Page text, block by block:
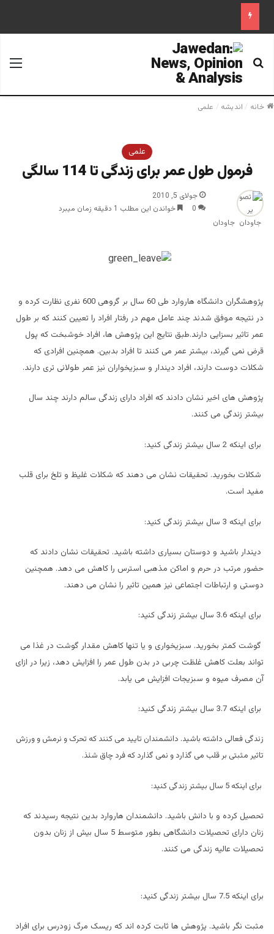
جستجو برای
خانه / اندیشه / علمی
علمی
فرمول طول عمر برای زندگی تا 114 سالگی
جاودان
جولای 5, 2010
0
خواندن این مطلب 1 دقیقه زمان میبرد
پژوهشگران دانشگاه هاروارد طی 60 سال بر گروهی 600 نفری نظارت کرده و
در نتیجه موفق شدند چند عامل مهم در رفتار افراد را تعیین کنند که بر طول
عمر تاثیر بسزایی دارند.طبق نتایج این پژوهش ها، افراد خوشبخت که پول
قرض نمی گیرند، بیشتر عمر می کنند تا افراد بدبین. همچنین افرادی که
شکلات دوست دارند، افراد دیندار و سبزیخواران نیز عمر طولانی تری دارند.
پژوهش های اخیر نشان دادند که افراد دارای زندگی سالم دارند چند سال
بیشتر زندگی می کنند.
برای اینکه 2 سال بیشتر زندگی کنید:
شکلات بخورید. تحقیقات نشان می دهند که شکلات غلیظ و تلخ برای قلب
مفید است.
برای اینکه 3 سال بیشتر زندگی کنید:
دیندار باشید و دوستان بسیاری داشته باشید. تحقیقات نشان دادند که
حضور مرتب در حرم و اماکن مذهبی استرس را کاهش می دهد. همچنین
دوستی و ارتباطات اجتماعی نیز همین تاثیر را نشان می دهند.
برای اینکه 3.6 سال بیشتر زندگی کنید:
گوشت کمتر بخورید. سبزیخواری و یا تنها کاهش مقدار گوشت در غذا می
تواند بعلت کاهش غلظت چربی در بدن طول عمر را افزایش دهد، زیرا در ازای
آن مصرف میوه و سبزیجات افزایش می یابد.
برای اینکه 3.7 سال بیشتر زندگی کنید:
زندگی فعالی داشته باشید. دانشمندان تایید می کنند که تحرک و نرمش و ورزش
تاثیر مثبتی بر قلب می گذارد و نمی گذارد که فرد چاق شئذ.
برای اینکه 5 سال بیشتر زندگی کنید:
تحصیل کرده و با دانش باشید. دانشمندان هاروارد بدین نتیجه رسیدند که
زنان دارای تحصیلات دانشگاهی بطور متوسط 5 سال بیش از زنان بدون
تحصیلات عالیه زندگی می کنند.
برای اینکه 7.5 سال بیشتر زندگی کنید:
مثبت نگر باشید. پژوهش ها ثابت کرده اند که ریسک مرگ زودرس برای افراد